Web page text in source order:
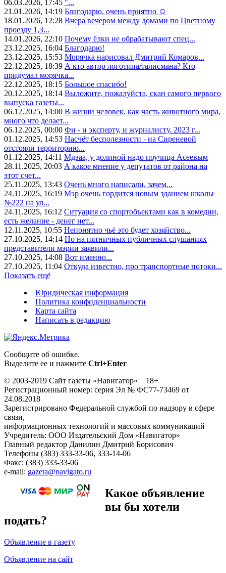
06.03.2026, 17:45 "...
21.01.2026, 14:19 Благодарю, очень приятно ☺️
18.01.2026, 12:28 Вчера вечером между домами по Цветному
проезду 1,3...
14.01.2026, 22:10 Почему ёлки не обрабатывают спец...
23.12.2025, 16:04 Благодарю!
23.12.2025, 15:53 Морячка нарисовал Дмитрий Комаров...
22.12.2025, 18:39 А кто автор логотипа/талисмана? Кто
придумал морячка...
22.12.2025, 18:15 Большое спасибо!
20.12.2025, 18:14 Выложите, пожалуйста, скан самого первого
выпуска газеты...
06.12.2025, 14:00 В жизни человек, как часть животного мира,
много что делает...
06.12.2025, 00:00 Фи - и эксперту, и журналисту. 2023 г...
01.12.2025, 14:53 Насчёт бесполезности - на Сиреневой
отстояли территорию...
01.12.2025, 14:11 Мдэаа, у долиной надо поучица Асеевым
28.11.2025, 20:03 А какое мнение у депутатов от района на
этот счет...
25.11.2025, 13:43 Очень много написали, зачем...
24.11.2025, 16:19 Мэр очень гордится новым зданием школы
№222 на ул...
24.11.2025, 16:12 Ситуация со спортобъектами как в комедии,
есть желание - денег нет...
12.11.2025, 10:55 Непонятно чьё это будет хозяйство...
27.10.2025, 14:14 Но на пятничных публичных слушаниях
представители мэрии заявили...
27.10.2025, 14:08 Вот именно...
27.10.2025, 11:04 Откуда известно, про транспортные потоки...
Показать ещё
Юридическая информация
Политика конфиденциальности
Карта сайта
Написать в редакцию
Сообщите об ошибке.
Выделите ее и нажмите Ctrl+Enter
© 2003-2019 Сайт газеты «Навигатор» 18+
Регистрационный номер: серия Эл № ФС77-73469 от
24.08.2018
Зарегистрировано Федеральной службой по надзору в сфере
связи,
информационных технологий и массовых коммуникаций
Учредитель: ООО Издательский Дом «Навигатор»
Главный редактор Данилин Дмитрий Борисович
Телефоны (383) 333-33-06, 333-14-06
Факс: (383) 333-33-06
e-mail: gazeta@navigato.ru
Какое объявление
вы бы хотели
подать?
Объявление в газету
Объявление на сайт